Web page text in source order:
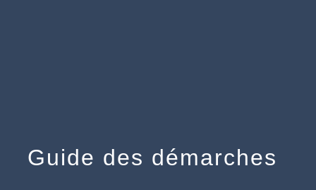
Guide des démarches